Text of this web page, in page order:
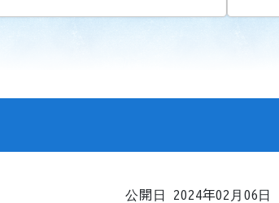
公開日 2024年02月06日